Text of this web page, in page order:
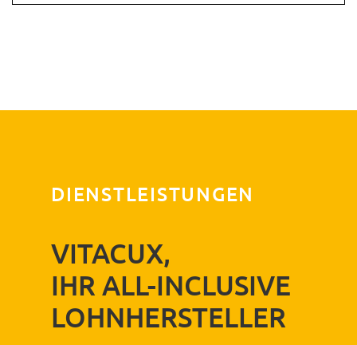
Telefonnummer
DIENSTLEISTUNGEN
VITACUX,
IHR ALL-INCLUSIVE
LOHNHERSTELLER